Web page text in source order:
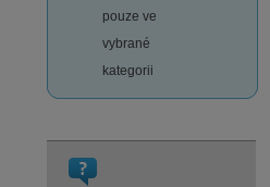
pouze ve
vybrané
kategorii